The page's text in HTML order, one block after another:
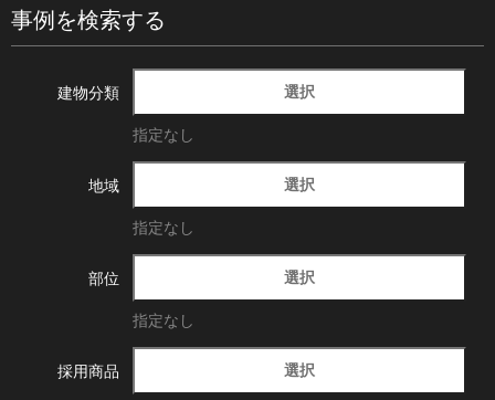
事例を検索する
建物分類 選択
指定なし
地域 選択
指定なし
部位 選択
指定なし
採用商品 選択